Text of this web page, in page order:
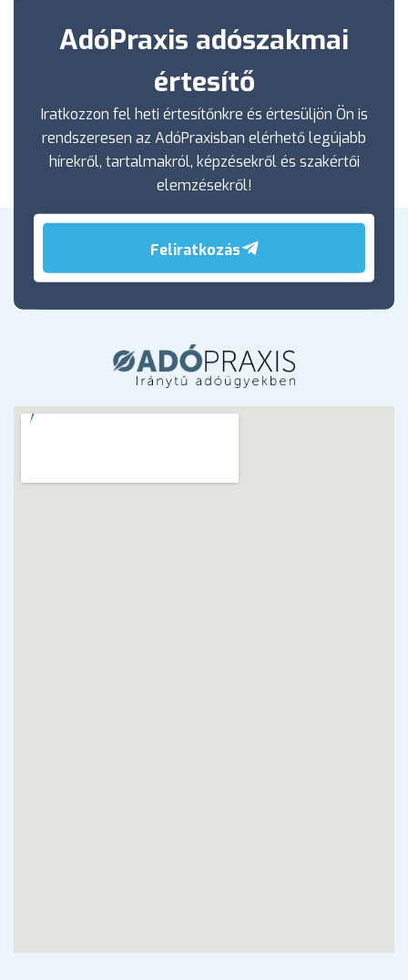
AdóPraxis adószakmai
értesítő
Iratkozzon fel heti értesítőnkre és értesüljön Ön is
rendszeresen az AdóPraxisban elérhető legújabb
hírekről, tartalmakról, képzésekről és szakértői
elemzésekről!
Feliratkozás